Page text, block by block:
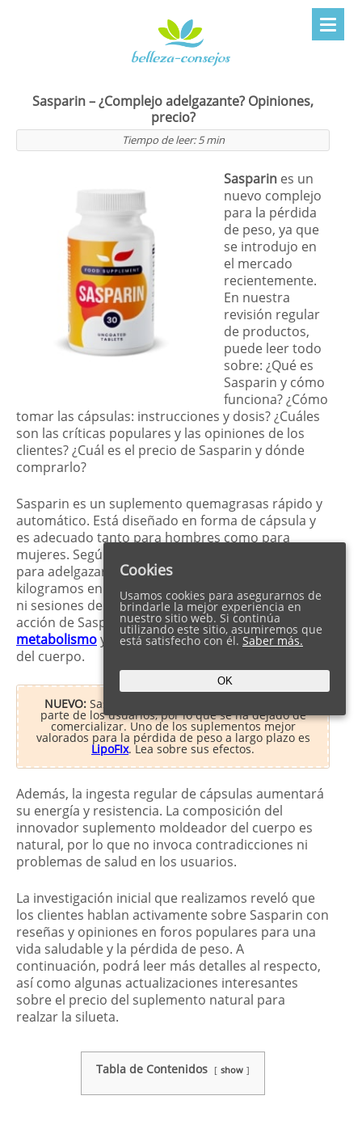
Sasparin – ¿Complejo adelgazante? Opiniones,
precio?
Tiempo de leer:5 min
Sasparin es un
nuevo complejo
para la pérdida
de peso, ya que
se introdujo en
el mercado
recientemente.
En nuestra
revisión regular
de productos,
puede leer todo
sobre: ¿Qué es
Sasparin y cómo
funciona? ¿Cómo
tomar las cápsulas: instrucciones y dosis? ¿Cuáles
son las críticas populares y las opiniones de los
clientes? ¿Cuál es el precio de Sasparin y dónde
comprarlo?
Sasparin es un suplemento quemagrasas rápido y
automático. Está diseñado en forma de cápsula y
es adecuado tanto para hombres como para
mujeres. Según los datos oficiales, esta solución
para adelgazar te ayudará a perder hasta 10
kilogramos en 2 semanas sin necesidad de dietas
ni sesiones de entrenamiento agotadoras. La
acción de Sasparin está dirigida a estimular el
metabolismoy eliminar la capa de grasa visceral
del cuerpo.
NUEVO: Sasparin no recibió buenas críticas por
parte de los usuarios, por lo que se ha dejado de
comercializar. Uno de los suplementos mejor
valorados para la pérdida de peso a largo plazo es
LipoFIx. Lea sobre sus efectos.
Además, la ingesta regular de cápsulas aumentará
su energía y resistencia. La composición del
innovador suplemento moldeador del cuerpo es
natural, por lo que no invoca contradicciones ni
problemas de salud en los usuarios.
La investigación inicial que realizamos reveló que
los clientes hablan activamente sobre Sasparin con
reseñas y opiniones en foros populares para una
vida saludable y la pérdida de peso. A
continuación, podrá leer más detalles al respecto,
así como algunas actualizaciones interesantes
sobre el precio del suplemento natural para
realzar la silueta.
Tabla de Contenidos show
Cookies
Usamos cookies para asegurarnos de
brindarle la mejor experiencia en
nuestro sitio web. Si continúa
utilizando este sitio, asumiremos que
está satisfecho con él. Saber más.
OK